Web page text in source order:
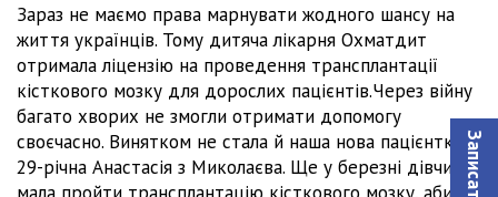
Зараз не маємо права марнувати жодного шансу на
життя українців. Тому дитяча лікарня Охматдит
отримала ліцензію на проведення трансплантації
кісткового мозку для дорослих пацієнтів.Через війну
багато хворих не змогли отримати допомогу
своєчасно. Винятком не стала й наша нова пацієнтка,
29-річна Анастасія з Миколаєва. Ще у березні дівчина